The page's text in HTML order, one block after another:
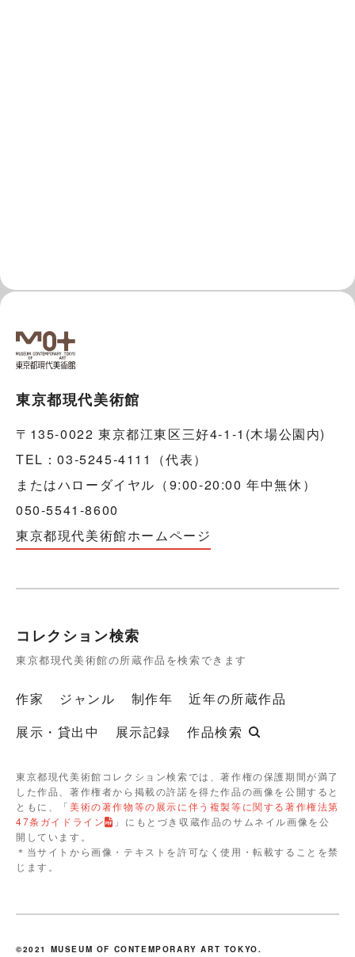
東京都現代美術館
〒135-0022 東京都江東区三好4-1-1(木場公園内)
TEL：03-5245-4111（代表）
またはハローダイヤル（9:00-20:00 年中無休）
050-5541-8600
東京都現代美術館ホームページ
コレクション検索
東京都現代美術館の所蔵作品を検索できます
作家 ジャンル 制作年
近年の所蔵作品
展示・貸出中
展示記録 作品検索
東京都現代美術館コレクション検索では、著作権の保護期間が満了
した作品、著作権者から掲載の許諾を得た作品の画像を公開すると
ともに、「美術の著作物等の展示に伴う複製等に関する著作権法第
47条ガイドライン
」にもとづき収蔵作品のサムネイル画像を公
開しています。
＊当サイトから画像・テキストを許可なく使用・転載することを禁
じます。
©2021 MUSEUM OF CONTEMPORARY ART TOKYO.